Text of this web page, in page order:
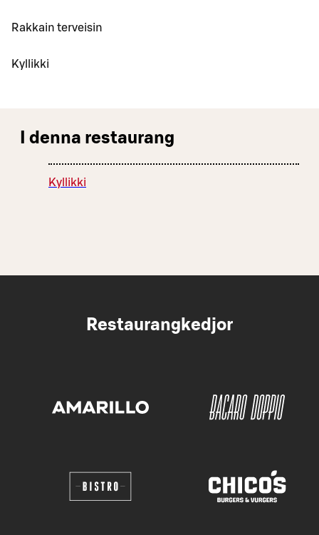
Rakkain terveisin
Kyllikki
I denna restaurang
Kyllikki
Restaurangkedjor